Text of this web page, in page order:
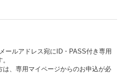
ールアドレス宛にID・PASS付き専用
、専用マイページからのお申込が必